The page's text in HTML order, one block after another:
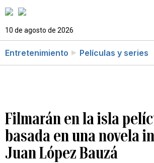
10 de agosto de 2026
Entretenimiento Películas y series
Filmarán en la isla
basada en una novela
Juan López Bauzá